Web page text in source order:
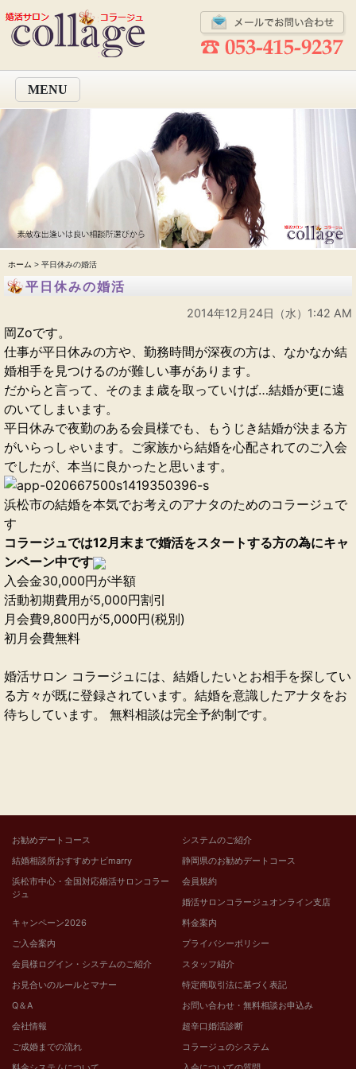
MENU
ホーム > 平日休みの婚活
平日休みの婚活
2014年12月24日（水）1:42 AM
岡Zoです。
仕事が平日休みの方や、勤務時間が深夜の方は、なかなか結
婚相手を見つけるのが難しい事があります。
だからと言って、そのまま歳を取っていけば…結婚が更に遠
のいてしまいます。
平日休みで夜勤のある会員様でも、もうじき結婚が決まる方
がいらっしゃいます。ご家族から結婚を心配されてのご入会
でしたが、本当に良かったと思います。
浜松市の結婚を本気でお考えのアナタのためのコラージュで
す
コラージュでは12月末まで婚活をスタートする方の為にキャ
ンペーン中です
入会金30,000円が半額
活動初期費用が5,000円割引
月会費9,800円が5,000円(税別)
初月会費無料
婚活サロン コラージュには、結婚したいとお相手を探してい
る方々が既に登録されています。結婚を意識したアナタをお
待ちしています。 無料相談は完全予約制です。
お勧めデートコース
システムのご紹介
結婚相談所おすすめナビmarry
静岡県のお勧めデートコース
浜松市中心・全国対応婚活サロンコラー
ジュ
会員規約
婚活サロンコラージュオンライン支店
キャンペーン2026
料金案内
ご入会案内
プライバシーポリシー
会員様ログイン・システムのご紹介
スタッフ紹介
お見合いのルールとマナー
特定商取引法に基づく表記
Q＆A
お問い合わせ・無料相談お申込み
会社情報
超辛口婚活診断
ご成婚までの流れ
コラージュのシステム